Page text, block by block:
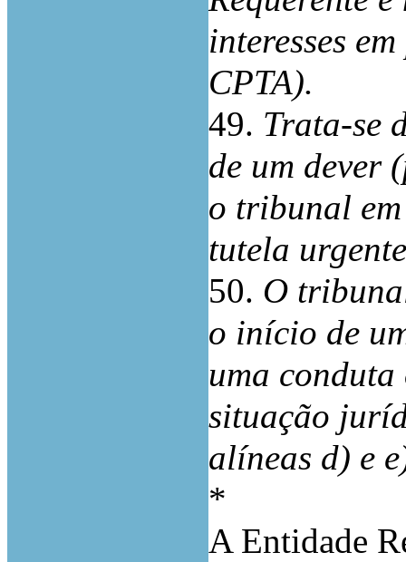
interesses
CPTA).
49. Trata-se
de um dever
o tribunal
tutela
50. O
o início de
uma
situação
alíneas d) e
*
A Entidade